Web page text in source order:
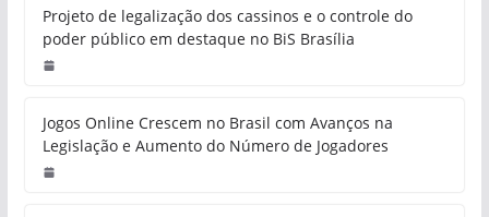
Projeto de legalização dos cassinos e o controle do
poder público em destaque no BiS Brasília
Jogos Online Crescem no Brasil com Avanços na
Legislação e Aumento do Número de Jogadores